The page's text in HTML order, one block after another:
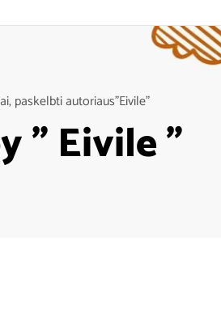
paskelbti autoriaus"Eivile"
" Eivile "